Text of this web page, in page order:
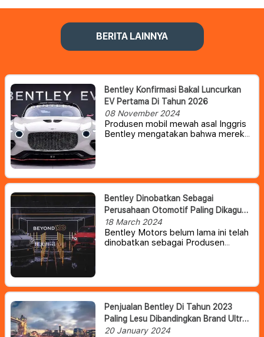
BERITA LAINNYA
Bentley Konfirmasi Bakal Luncurkan
EV Pertama Di Tahun 2026
08 November 2024
Produsen mobil mewah asal Inggris
Bentley mengatakan bahwa mereka
2035.
Bentley Dinobatkan Sebagai
Perusahaan Otomotif Paling Dikagumi
Di Inggris
18 March 2024
Bentley Motors belum lama ini telah
dinobatkan sebagai Produsen
eksekutif dari berbagai industri.
Penjualan Bentley Di Tahun 2023
Paling Lesu Dibandingkan Brand Ultra
Mewah Lainnya
20 January 2024